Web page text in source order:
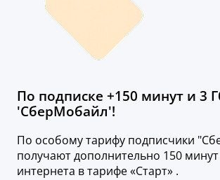
По подписке +150 минут и 3
'СберМобайл'!
По особому тарифу подписчики
получают дополнительно 150 минут
интернета в тарифе «Старт» .